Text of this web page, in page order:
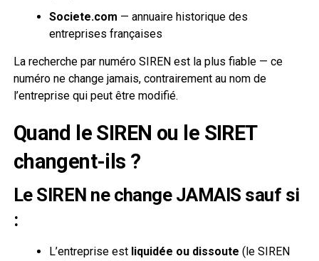
Societe.com — annuaire historique des
entreprises françaises
La recherche par numéro SIREN est la plus fiable — ce
numéro ne change jamais, contrairement au nom de
l’entreprise qui peut être modifié.
Quand le SIREN ou le SIRET
changent-ils ?
Le SIREN ne change JAMAIS sauf si
:
L’entreprise est liquidée ou dissoute (le SIREN